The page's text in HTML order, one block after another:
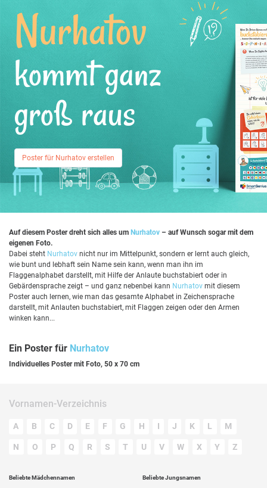
Nurhatov
kommt ganz
groß raus
Poster für Nurhatov erstellen
Auf diesem Poster dreht sich alles um Nurhatov – auf Wunsch sogar mit dem
eigenen Foto.
Dabei steht Nurhatov nicht nur im Mittelpunkt, sondern er lernt auch gleich,
wie bunt und lebhaft sein Name sein kann, wenn man ihn im
Flaggenalphabet darstellt, mit Hilfe der Anlaute buchstabiert oder in
Gebärdensprache zeigt – und ganz nebenbei kann Nurhatov mit diesem
Poster auch lernen, wie man das gesamte Alphabet in Zeichensprache
darstellt, mit Anlauten buchstabiert, mit Flaggen zeigen oder den Armen
winken kann...
Ein Poster für Nurhatov
Individuelles Poster mit Foto, 50 x 70 cm
Vornamen-Verzeichnis
A B C D E F G H I J K L M
N O P Q R S T U V W X Y Z
Beliebte Mädchennamen Beliebte Jungsnamen